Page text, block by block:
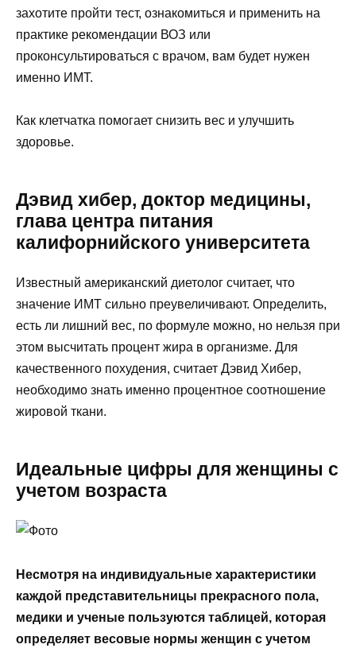
захотите пройти тест, ознакомиться и применить на
практике рекомендации ВОЗ или
проконсультироваться с врачом, вам будет нужен
именно ИМТ.
Как клетчатка помогает снизить вес и улучшить
здоровье.
Дэвид хибер, доктор медицины,
глава центра питания
калифорнийского университета
Известный американский диетолог считает, что
значение ИМТ сильно преувеличивают. Определить,
есть ли лишний вес, по формуле можно, но нельзя при
этом высчитать процент жира в организме. Для
качественного похудения, считает Дэвид Хибер,
необходимо знать именно процентное соотношение
жировой ткани.
Идеальные цифры для женщины с
учетом возраста
Несмотря на индивидуальные характеристики
каждой представительницы прекрасного пола,
медики и ученые пользуются таблицей, которая
определяет весовые нормы женщин с учетом